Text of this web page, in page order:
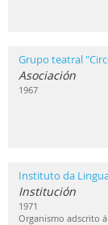
Grupo teatral
Asociación
1967
Instituto da
Institución
1971
Organismo adscrito